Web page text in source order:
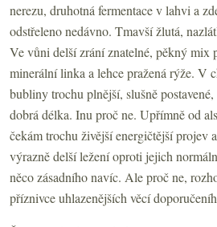
nerezu, druhotná fermentace v lahvi a
odstřeleno nedávno. Tmavší žlutá,
Ve vůni delší zrání znatelné, pěkný mix
minerální linka a lehce pražená rýže. V
bubliny trochu plnější, slušně
dobrá délka. Inu proč ne. Upřímně od
čekám trochu živější energičtější projev
výrazně delší ležení oproti jejich
něco zásadního navíc. Ale proč ne,
příznivce uhlazenějších věcí